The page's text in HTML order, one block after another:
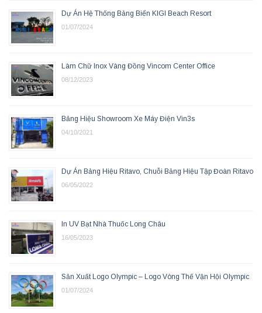
Dự Án Hệ Thống Bảng Biển KIGI Beach Resort
01/07/2024
Làm Chữ Inox Vàng Đồng Vincom Center Office
08/12/2023
Bảng Hiệu Showroom Xe Máy Điện Vin3s
04/10/2021
Dự Án Bảng Hiệu Ritavo, Chuỗi Bảng Hiệu Tập Đoàn Ritavo
06/05/2022
In UV Bạt Nhà Thuốc Long Châu
16/05/2023
Sản Xuất Logo Olympic – Logo Vòng Thế Vận Hội Olympic
01/07/2024